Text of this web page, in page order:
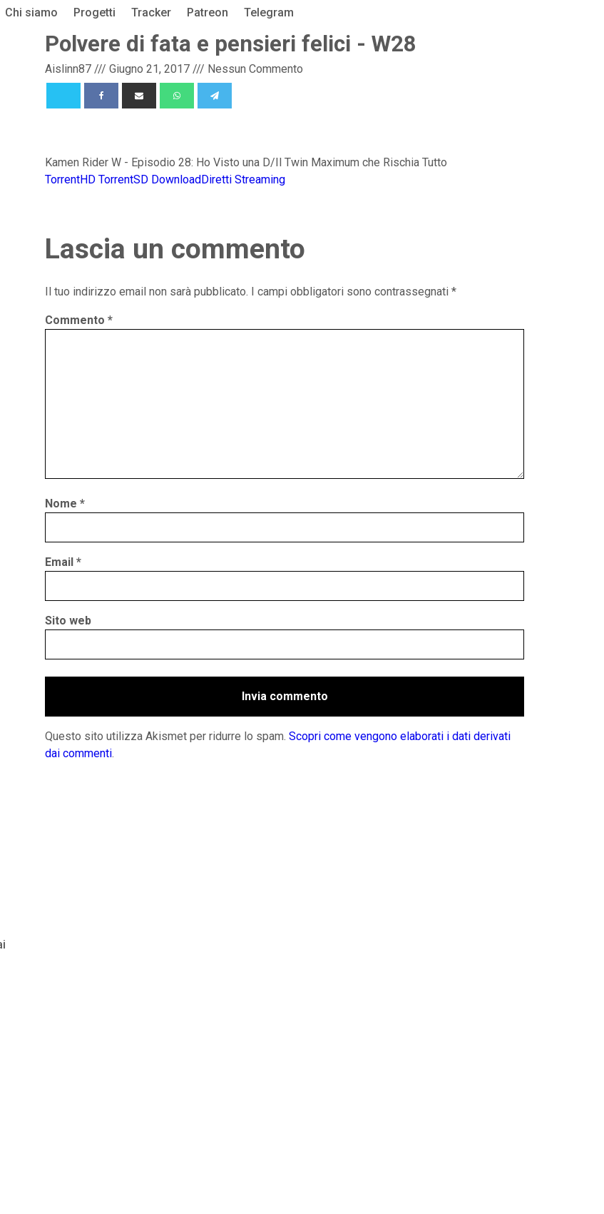
Chi siamo Progetti Tracker Patreon Telegram
Polvere di fata e pensieri felici - W28
Aislinn87 /// Giugno 21, 2017 /// Nessun Commento
Kamen Rider W - Episodio 28: Ho Visto una D/Il Twin Maximum che Rischia Tutto
TorrentHD TorrentSD DownloadDiretti Streaming
Lascia un commento
Il tuo indirizzo email non sarà pubblicato. I campi obbligatori sono contrassegnati *
Commento *
Nome *
Email *
Sito web
Questo sito utilizza Akismet per ridurre lo spam. Scopri come vengono elaborati i dati derivati
dai commenti.